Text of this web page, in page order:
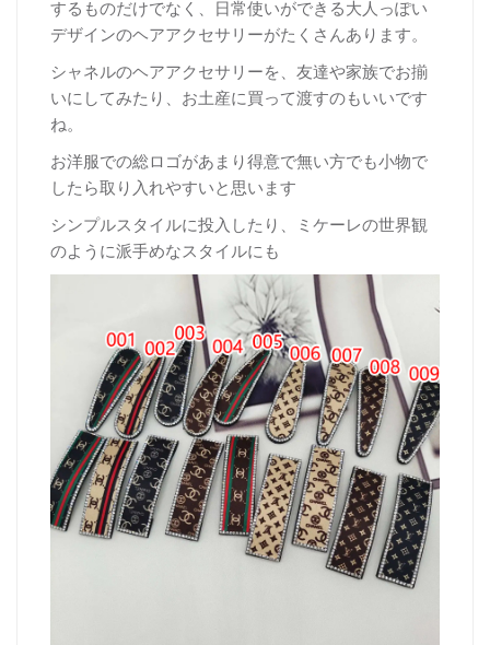
するものだけでなく、日常使いができる大人っぽい
デザインのヘアアクセサリーがたくさんあります。
シャネルのヘアアクセサリーを、友達や家族でお揃
いにしてみたり、お土産に買って渡すのもいいです
ね。
お洋服での総ロゴがあまり得意で無い方でも小物で
したら取り入れやすいと思います
シンプルスタイルに投入したり、ミケーレの世界観
のように派手めなスタイルにも